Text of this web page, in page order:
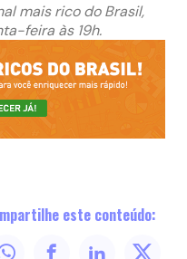
mais rico do Brasil,
feira às 19h.
este conteúdo: